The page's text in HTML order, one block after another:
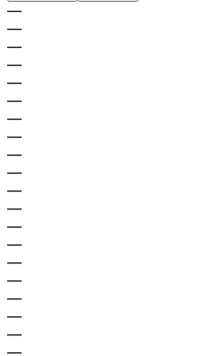
—
—
—
—
—
—
—
—
—
—
—
—
—
—
—
—
—
—
—
—